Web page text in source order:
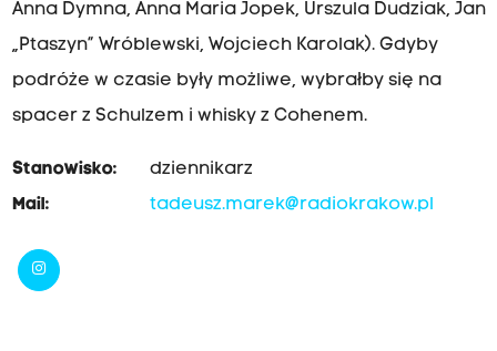
Anna Dymna, Anna Maria Jopek, Urszula Dudziak, Jan
„Ptaszyn” Wróblewski, Wojciech Karolak). Gdyby
podróże w czasie były możliwe, wybrałby się na
spacer z Schulzem i whisky z Cohenem.
Stanowisko:
dziennikarz
Mail:
tadeusz.marek@radiokrakow.pl